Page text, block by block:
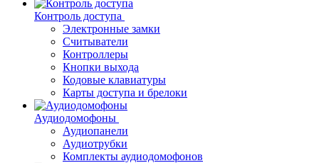
Контроль доступа
Электронные замки
Считыватели
Контроллеры
Кнопки выхода
Кодовые клавиатуры
Карты доступа и брелоки
Аудиодомофоны
Аудиопанели
Аудиотрубки
Комплекты аудиодомофонов